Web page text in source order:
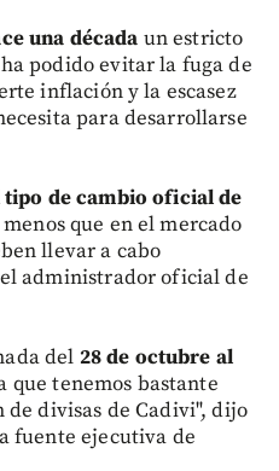
una década un estricto
podido evitar la fuga de
inflación y la escasez
para desarrollarse
de cambio oficial de
que en el mercado
llevar a cabo
administrador oficial de
del 28 de octubre al
que tenemos bastante
de divisas de Cadivi", dijo
fuente ejecutiva de